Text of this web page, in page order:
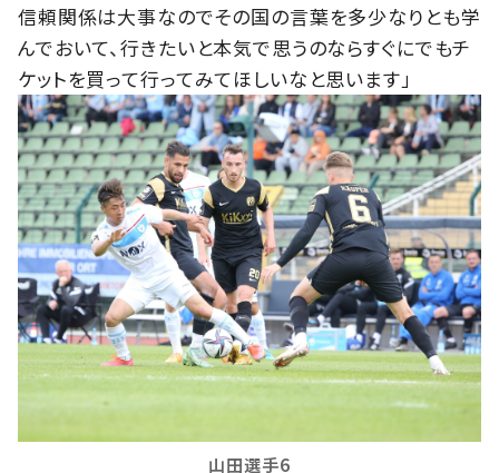
信頼関係は大事なのでその国の言葉を多少なりとも学
んでおいて、行きたいと本気で思うのならすぐにでもチ
ケットを買って行ってみてほしいなと思います」
山田選手6